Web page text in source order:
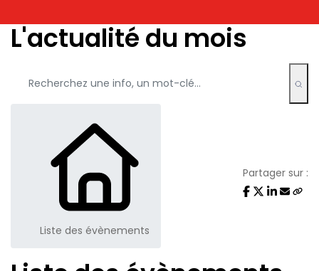
L'actualité du mois
Liste des évènements
Partager sur :